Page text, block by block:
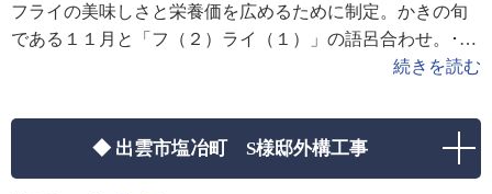
フライの美味しさと栄養価を広めるために制定。かきの旬
である１１月と「フ（２）ライ（１）」の語呂合わせ。･･
続きを読む
◆ 出雲市塩冶町 S様邸外構工事